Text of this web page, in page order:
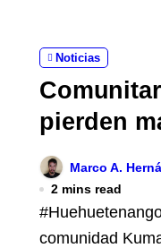
Noticias
pierden
Marco A.
2 mins read
#Huehuetenango| Habitantes de la
comunidad